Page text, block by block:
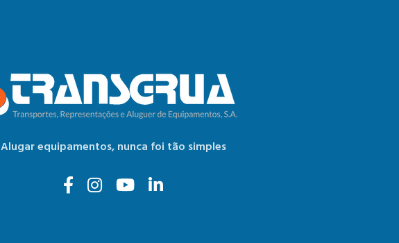
Alugar equipamentos,nunca foi tão simples